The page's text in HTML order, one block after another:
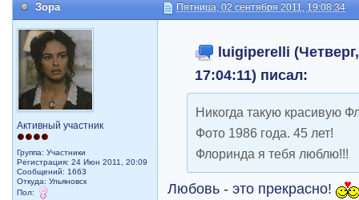
Зора Пятница, 02 сентября 2011, 19:08:34
Активный участник
Группа: Участники
Регистрация: 24 Июн 2011, 20:09
Сообщений: 1663
Откуда: Ульяновск
Пол:
luigiperelli
17:04:11) писал:
Никогда такую красивую
Фото 1986 года. 45 лет!
Флоринда я тебя люблю!!!
Любовь - это прекрасно!